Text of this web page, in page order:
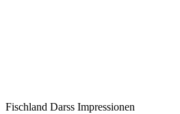
Fischland Darss Impressionen